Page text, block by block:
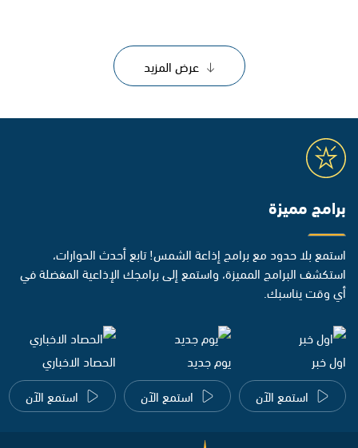
عرض المزيد
برامج مميزة
استمع بلا حدود مع برامج إذاعة الشمس! تابع أحدث الحوارات،
استكشف البرامج المميزة، واستمع إلى برامجك الإذاعية المفضلة في
أي وقت يناسبك.
اول خبر
استمع الآن
يوم جديد
استمع الآن
الحصاد الاخباري
استمع الآن